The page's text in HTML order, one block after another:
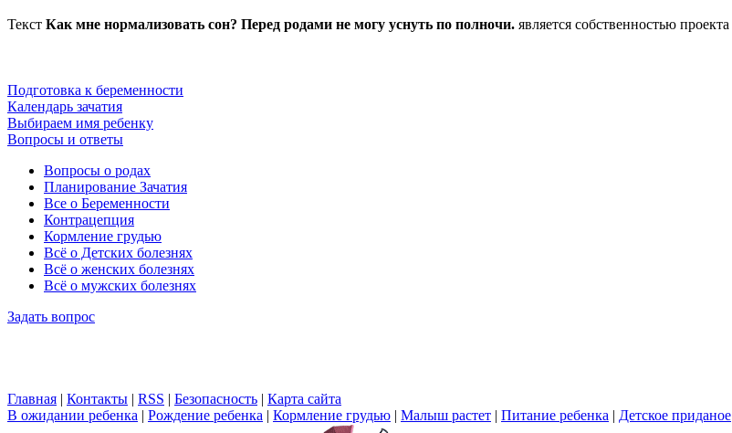
Текст Как мне нормализовать сон? Перед родами не могу уснуть по полночи. является собственностью проекта
Подготовка к беременности
Календарь зачатия
Выбираем имя ребенку
Вопросы и ответы
Вопросы о родах
Планирование Зачатия
Все о Беременности
Контрацепция
Кормление грудью
Всё о Детских болезнях
Всё о женских болезнях
Всё о мужских болезнях
Задать вопрос
Главная | Контакты | RSS | Безопасность | Карта сайта
В ожидании ребенка | Рождение ребенка | Кормление грудью | Малыш растет | Питание ребенка | Детское приданое